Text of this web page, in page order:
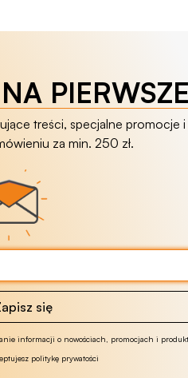
treści, specjalne promocje i
za min. 250 zł.
się
informacji o nowościach, promocjach i
politykę prywatości